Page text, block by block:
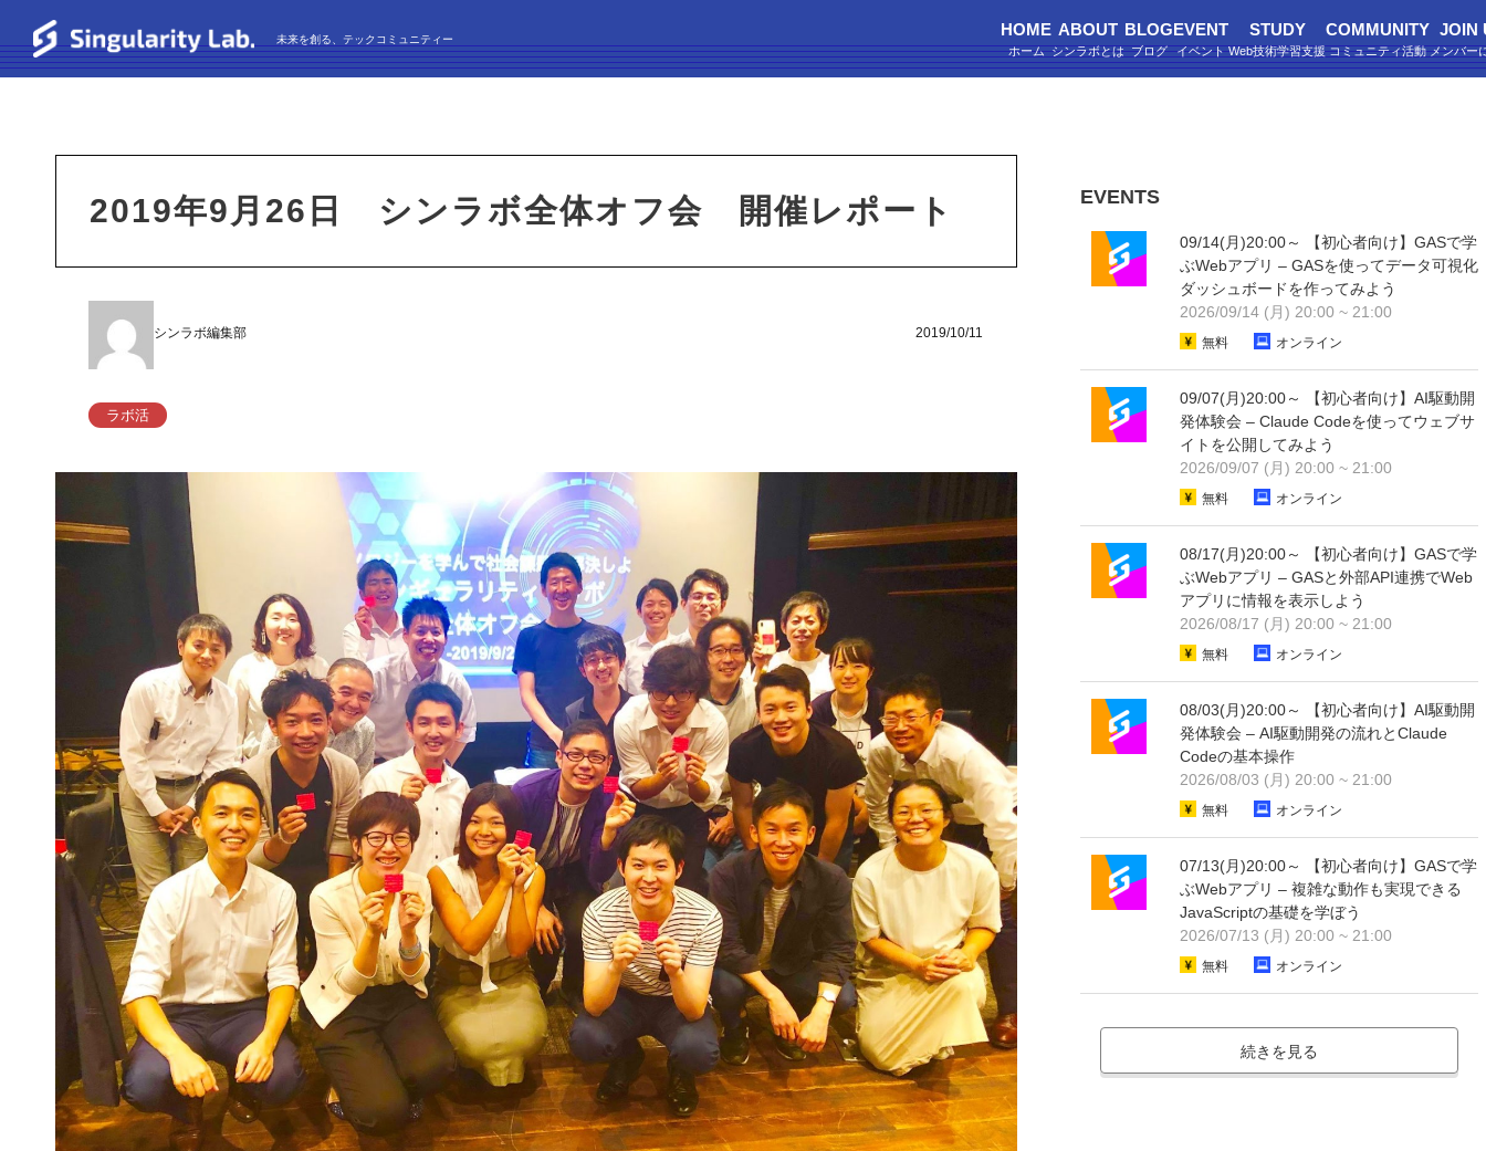
未来を創る、テックコミュニティー HOME ABOUT BLOGEVENT STUDY COMMUNITY JOIN
2019年9月26日 シンラボ全体オフ会 開催レポート
シンラボ編集部 2019/10/11
ラボ活
EVENTS
09/14(月)20:00～ 【初心者向け】GASで学
ぶWebアプリ – GASを使ってデータ可視化
ダッシュボードを作ってみよう
2026/09/14 (月) 20:00 ~ 21:00
無料 オンライン
09/07(月)20:00～ 【初心者向け】AI駆動開
発体験会 – Claude Codeを使ってウェブサ
イトを公開してみよう
2026/09/07 (月) 20:00 ~ 21:00
無料 オンライン
08/17(月)20:00～ 【初心者向け】GASで学
ぶWebアプリ – GASと外部API連携でWeb
アプリに情報を表示しよう
2026/08/17 (月) 20:00 ~ 21:00
無料 オンライン
08/03(月)20:00～ 【初心者向け】AI駆動開
発体験会 – AI駆動開発の流れとClaude
Codeの基本操作
2026/08/03 (月) 20:00 ~ 21:00
無料 オンライン
07/13(月)20:00～ 【初心者向け】GASで学
ぶWebアプリ – 複雑な動作も実現できる
JavaScriptの基礎を学ぼう
2026/07/13 (月) 20:00 ~ 21:00
無料 オンライン
続きを見る